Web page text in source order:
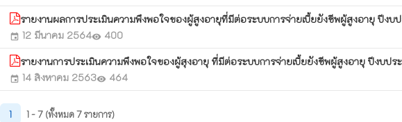
รายงานผลการประเมินความพึงพอใจของผู้สูงอายุที่มีต่อระบบการจ่ายเบี้ยยังชีพผู้สูงอายุ ปีง
event 12 มีนาคม 2564visibility 400
รายงานการประเมินความพึงพอใจของผู้สุงอายุ ที่มีต่อระบบการจ่ายเบี้ยยังชีพผู้สูงอายุ ปีงบป
event 14 สิงหาคม 2563visibility 464
1 1 - 7 (ทั้งหมด 7 รายการ)